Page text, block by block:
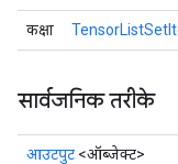
कक्षा
सार्वजनिक तरीके
आउटपुट <ऑब्जेक्ट>